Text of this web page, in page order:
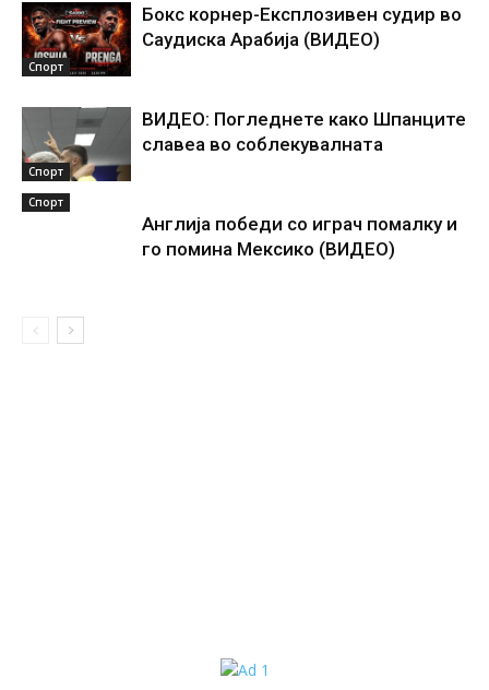
Спорт
Бокс корнер-Експлозивен судир во
Саудиска Арабија (ВИДЕО)
Спорт
ВИДЕО: Погледнете како Шпанците
славеа во соблекувалната
Спорт
Англија победи со играч помалку и
го помина Мексико (ВИДЕО)